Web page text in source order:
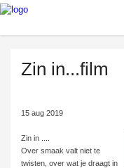
Zin in...film
15 aug 2019
Zin in ....
Over smaak valt niet te
twisten, over wat je draagt in